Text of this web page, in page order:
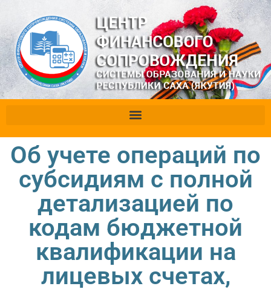
Об учете операций по
субсидиям с полной
детализацией по
кодам бюджетной
квалификации на
лицевых счетах,